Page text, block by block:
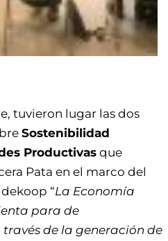
tuvieron lugar las dos
Sostenibilidad
Productivas que
Pata en el marco del
“La Economía
para de
de la generación de